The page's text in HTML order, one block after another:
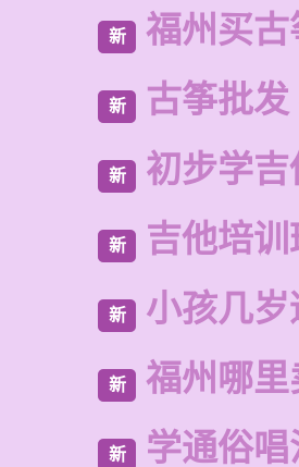
新 福州买
新 古筝批
新 初步学
新 吉他培
新 小孩几
新 福州哪
新 学通俗